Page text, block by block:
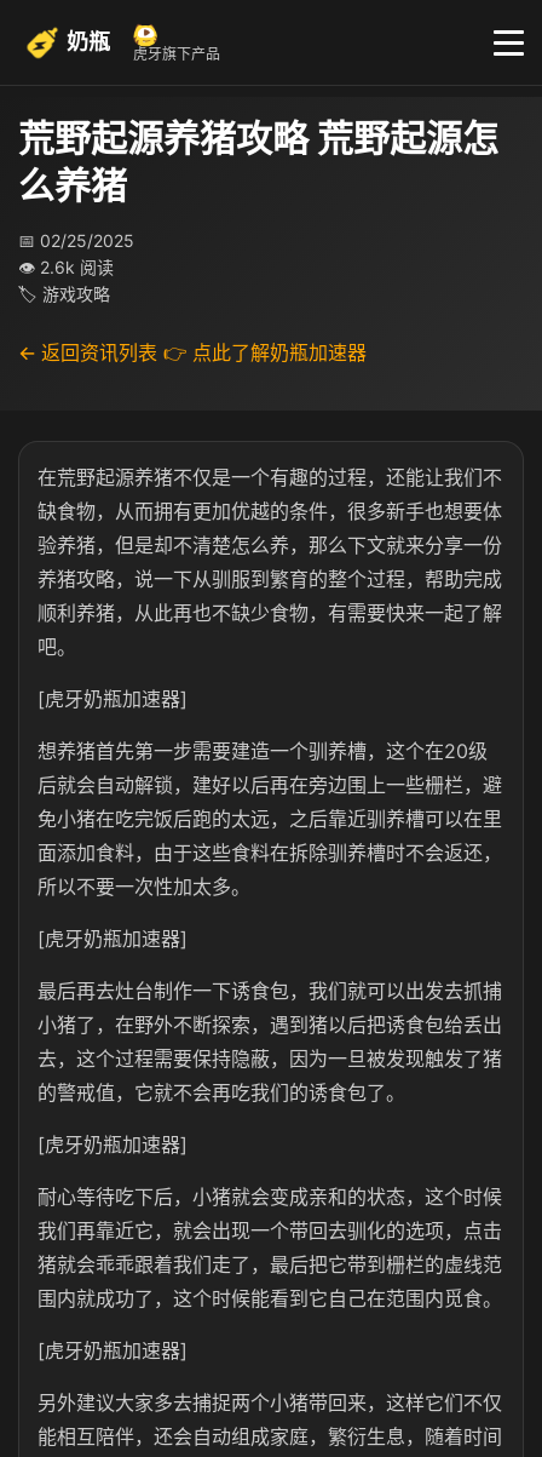
奶瓶 虎牙旗下产品
荒野起源养猪攻略 荒野起源怎
么养猪
📅 02/25/2025
👁 2.6k 阅读
🏷 游戏攻略
← 返回资讯列表 👉 点此了解奶瓶加速器
在荒野起源养猪不仅是一个有趣的过程，还能让我们不
缺食物，从而拥有更加优越的条件，很多新手也想要体
验养猪，但是却不清楚怎么养，那么下文就来分享一份
养猪攻略，说一下从驯服到繁育的整个过程，帮助完成
顺利养猪，从此再也不缺少食物，有需要快来一起了解
吧。
[虎牙奶瓶加速器]
想养猪首先第一步需要建造一个驯养槽，这个在20级
后就会自动解锁，建好以后再在旁边围上一些栅栏，避
免小猪在吃完饭后跑的太远，之后靠近驯养槽可以在里
面添加食料，由于这些食料在拆除驯养槽时不会返还，
所以不要一次性加太多。
[虎牙奶瓶加速器]
最后再去灶台制作一下诱食包，我们就可以出发去抓捕
小猪了，在野外不断探索，遇到猪以后把诱食包给丢出
去，这个过程需要保持隐蔽，因为一旦被发现触发了猪
的警戒值，它就不会再吃我们的诱食包了。
[虎牙奶瓶加速器]
耐心等待吃下后，小猪就会变成亲和的状态，这个时候
我们再靠近它，就会出现一个带回去驯化的选项，点击
猪就会乖乖跟着我们走了，最后把它带到栅栏的虚线范
围内就成功了，这个时候能看到它自己在范围内觅食。
[虎牙奶瓶加速器]
另外建议大家多去捕捉两个小猪带回来，这样它们不仅
能相互陪伴，还会自动组成家庭，繁衍生息，随着时间